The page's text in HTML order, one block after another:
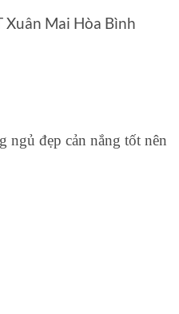
Xuân Mai Hòa Bình